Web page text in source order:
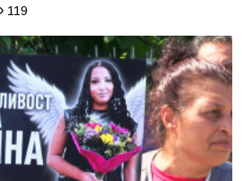
119